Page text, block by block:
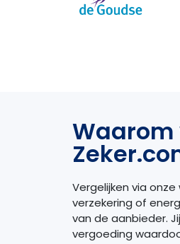
Vergelijken via
verzekering of
van de aanbieder.
vergoeding